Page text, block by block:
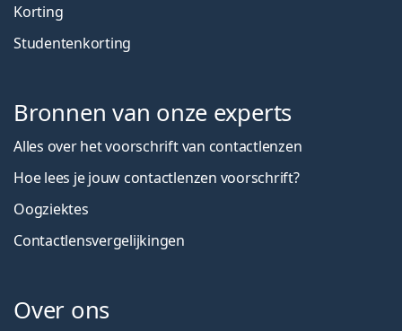
Korting
Studentenkorting
Bronnen van onze experts
Alles over het voorschrift van contactlenzen
Hoe lees je jouw contactlenzen voorschrift?
Oogziektes
Contactlensvergelijkingen
Over ons